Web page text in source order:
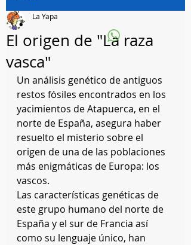
El origen de "La raza
vasca"
La Yapa
Un análisis genético de antiguos
restos fósiles encontrados en los
yacimientos de Atapuerca, en el
norte de España, asegura haber
resuelto el misterio sobre el
origen de una de las poblaciones
más enigmáticas de Europa: los
vascos.
Las características genéticas de
este grupo humano del norte de
España y el sur de Francia así
como su lenguaje único, han